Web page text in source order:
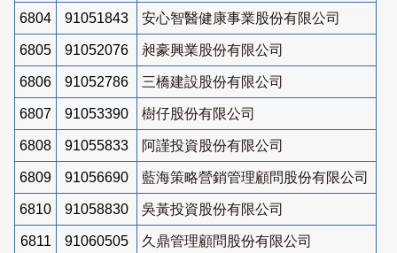
6804 91051843 安心智醫健康事業股份有限公司
6805 91052076 昶豪興業股份有限公司
6806 91052786 三橋建設股份有限公司
6807 91053390 樹仔股份有限公司
6808 91055833 阿謹投資股份有限公司
6809 91056690 藍海策略營銷管理顧問股份有限公司
6810 91058830 吳黃投資股份有限公司
6811 91060505 久鼎管理顧問股份有限公司